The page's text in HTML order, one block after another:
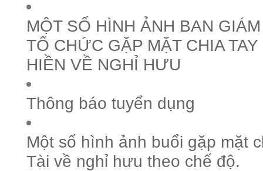
MỘT SỐ HÌNH ẢNH BAN
TỔ CHỨC GẶP MẶT CHIA
HIỀN VỀ NGHỈ HƯU
Thông báo tuyển dụng
Một số hình ảnh buổi gặp mặt
Tài về nghỉ hưu theo chế độ.